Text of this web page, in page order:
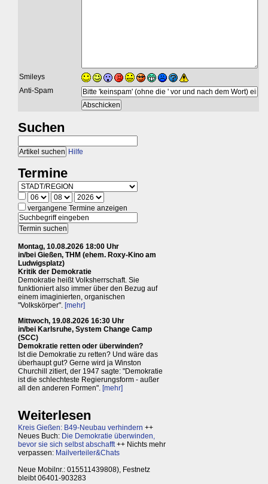
Smileys
Anti-Spam
Suchen
Hilfe
Termine
vergangene Termine anzeigen
Montag, 10.08.2026 18:00 Uhr
in/bei Gießen, THM (ehem. Roxy-Kino am
Ludwigsplatz)
Kritik der Demokratie
Demokratie heißt Volksherrschaft. Sie
funktioniert also immer über den Bezug auf
einem imaginierten, organischen
"Volkskörper". [mehr]
Mittwoch, 19.08.2026 16:30 Uhr
in/bei Karlsruhe, System Change Camp
(SCC)
Demokratie retten oder überwinden?
Ist die Demokratie zu retten? Und wäre das
überhaupt gut? Gerne wird ja Winston
Churchill zitiert, der 1947 sagte: "Demokratie
ist die schlechteste Regierungsform - außer
all den anderen Formen". [mehr]
Weiterlesen
Kreis Gießen: B49-Neubau verhindern ++
Neues Buch: Die Demokratie überwinden,
bevor sie sich selbst abschafft++ Nichts mehr
verpassen: Mailverteiler&Chats
Neue Mobilnr.: 015511439808), Festnetz
bleibt 06401-903283